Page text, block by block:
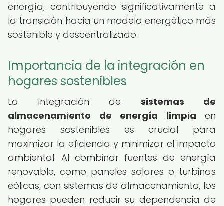
energía, contribuyendo significativamente a
la transición hacia un modelo energético más
sostenible y descentralizado.
Importancia de la integración en
hogares sostenibles
La integración de sistemas de
almacenamiento de energía limpia en
hogares sostenibles es crucial para
maximizar la eficiencia y minimizar el impacto
ambiental. Al combinar fuentes de energía
renovable, como paneles solares o turbinas
eólicas, con sistemas de almacenamiento, los
hogares pueden reducir su dependencia de